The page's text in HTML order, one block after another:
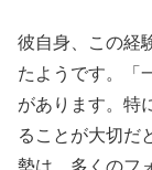
彼自身、この経
たようです。「
があります。特
ることが大切だ
勢は、多くのフ